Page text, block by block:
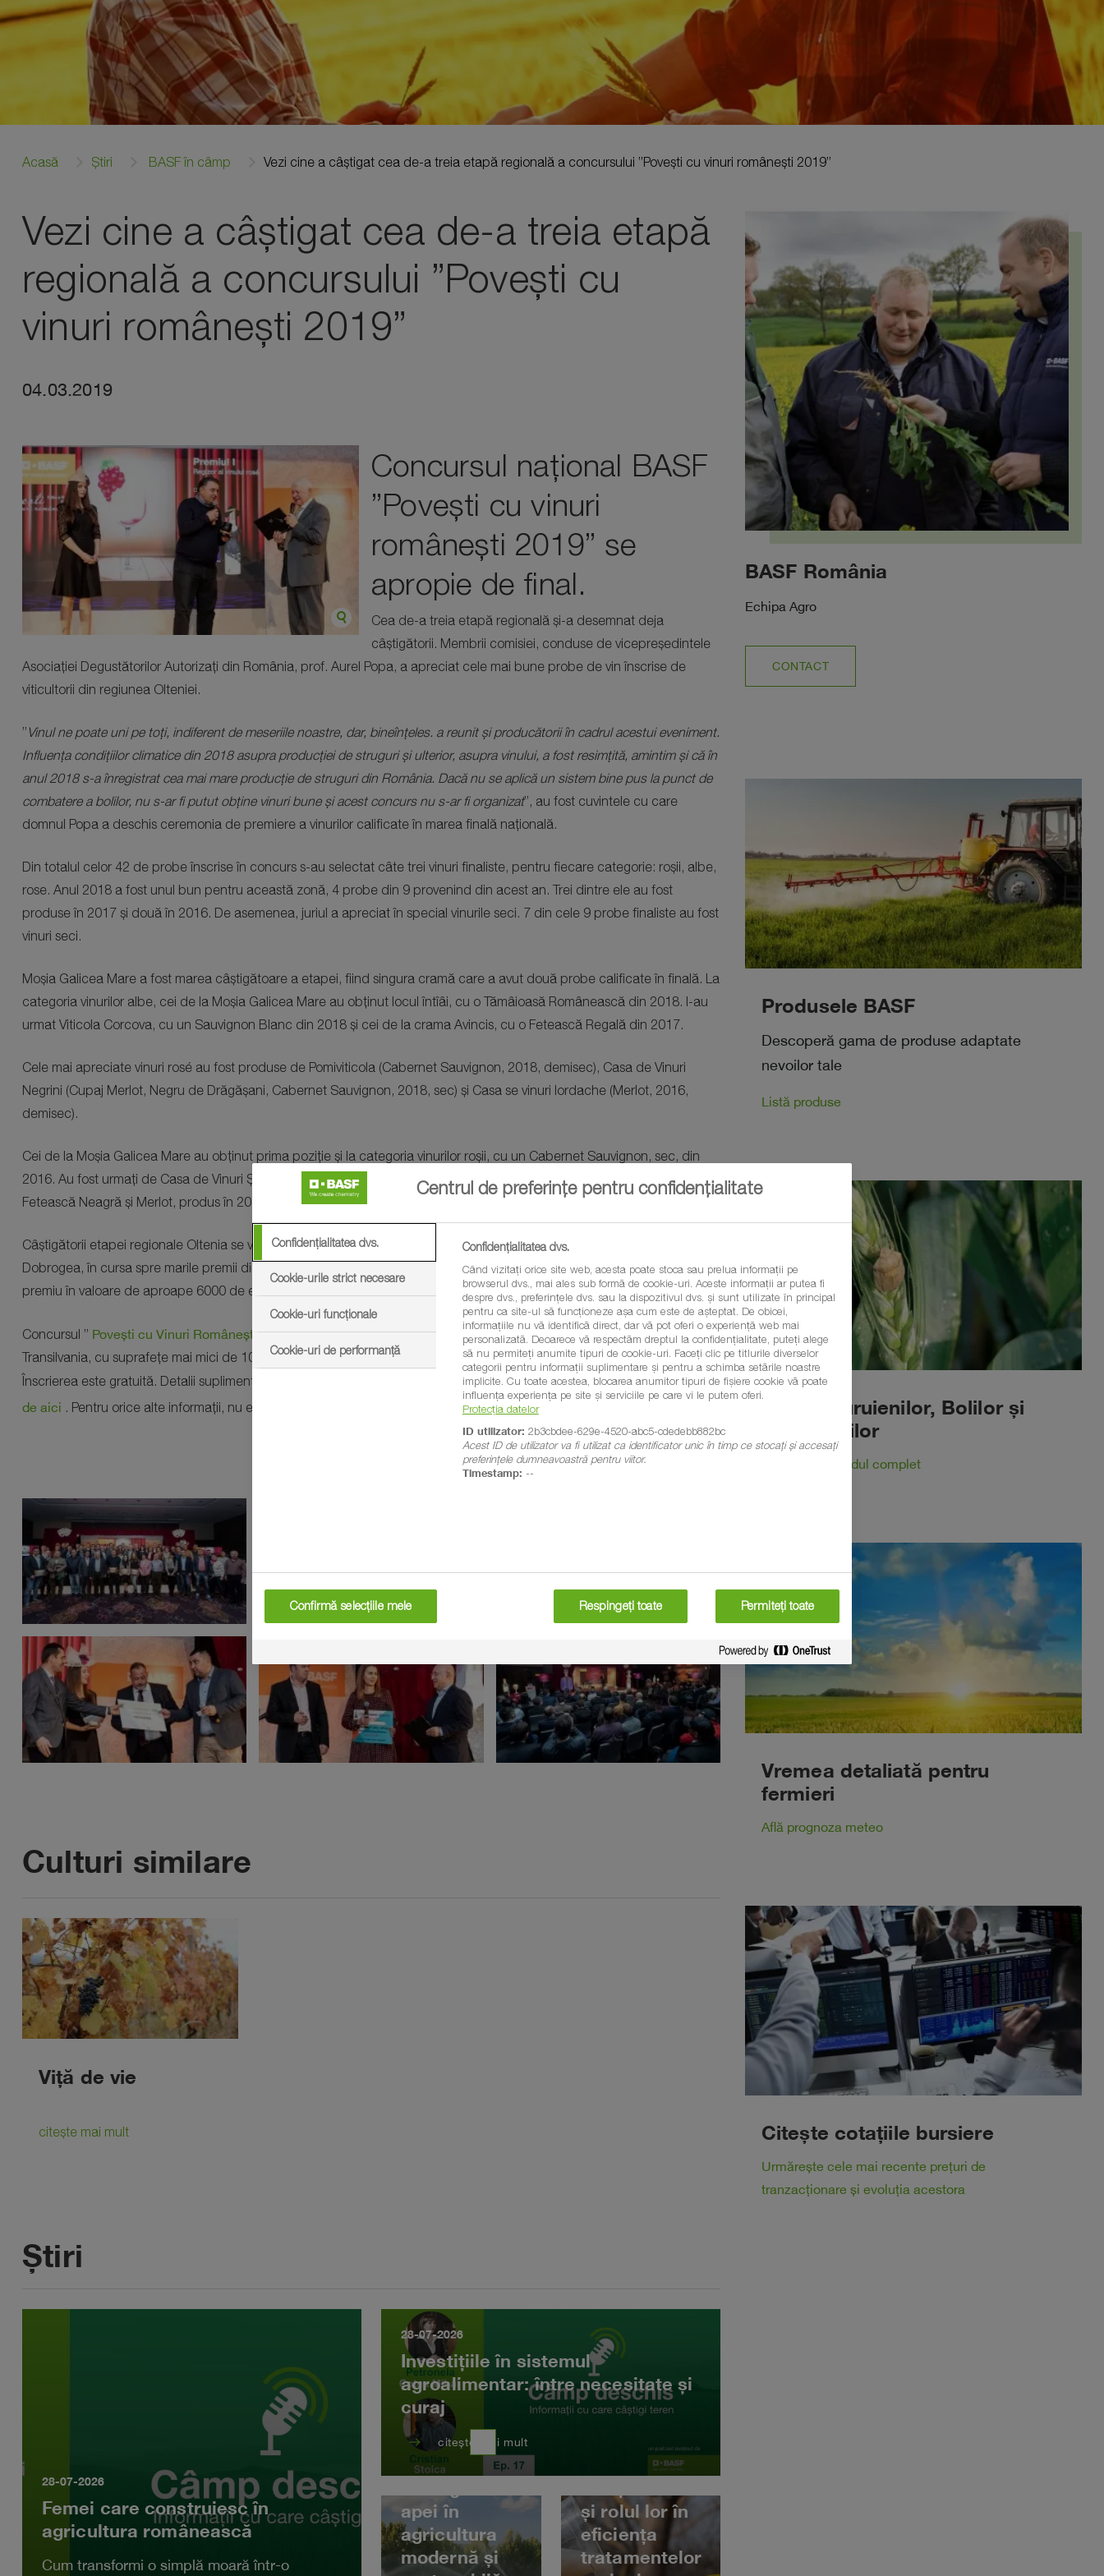
Acasă Știri BASF în câmp Vezi cine a câștigat cea de-a treia etapă regională a concursului ”Povești cu vinuri românești 2019”
Vezi cine a câștigat cea de-a treia etapă
regională a concursului ”Povești cu
vinuri românești 2019”
04.03.2019
Concursul național BASF
”Povești cu vinuri
românești 2019” se
apropie de final.
Cea de-a treia etapă regională și-a desemnat deja
câștigătorii. Membrii comisiei, conduse de vicepreședintele
Asociației Degustătorilor Autorizați din România, prof. Aurel Popa, a apreciat cele mai bune probe de vin înscrise de
viticultorii din regiunea Olteniei.
” Vinul ne poate uni pe toți, indiferent de meseriile noastre, dar, bineînțeles. a reunit și producătorii în cadrul acestui eveniment.
Influența condițiilor climatice din 2018 asupra producției de struguri și ulterior, asupra vinului, a fost resimțită, amintim și că în
anul 2018 s-a înregistrat cea mai mare producție de struguri din România. Dacă nu se aplică un sistem bine pus la punct de
combatere a bolilor, nu s-ar fi putut obține vinuri bune și acest concurs nu s-ar fi organizat”, au fost cuvintele cu care
domnul Popa a deschis ceremonia de premiere a vinurilor calificate în marea finală națională.
Din totalul celor 42 de probe înscrise în concurs s-au selectat câte trei vinuri finaliste, pentru fiecare categorie: roșii, albe,
rose. Anul 2018 a fost unul bun pentru această zonă, 4 probe din 9 provenind din acest an. Trei dintre ele au fost
produse în 2017 și două în 2016. De asemenea, juriul a apreciat în special vinurile seci. 7 din cele 9 probe finaliste au fost
vinuri seci.
Moșia Galicea Mare a fost marea câștigătoare a etapei, fiind singura cramă care a avut două probe calificate în finală. La
categoria vinurilor albe, cei de la Moșia Galicea Mare au obținut locul întîâi, cu o Tămâioasă Românească din 2018. I-au
urmat Viticola Corcova, cu un Sauvignon Blanc din 2018 și cei de la crama Avincis, cu o Fetească Regală din 2017.
Cele mai apreciate vinuri rosé au fost produse de Pomiviticola (Cabernet Sauvignon, 2018, demisec), Casa de Vinuri
Negrini (Cupaj Merlot, Negru de Drăgășani, Cabernet Sauvignon, 2018, sec) și Casa se vinuri Iordache (Merlot, 2016,
demisec).
Cei de la Moșia Galicea Mare au obținut prima poziție și la categoria vinurilor roșii, cu un Cabernet Sauvignon, sec, din
2016. Au fost urmați de Casa de Vinuri Ștefănești, cu o Fetească Neagră, din 2017 și Vinaltus Almăj, cu un cupaj de
Fetească Neagră și Merlot, produs în 2017.
Câștigătorii etapei regionale Oltenia se vor alătura celorlalte 18 vinuri selectate în etapele regionale Moldova și Muntenia -
Dobrogea, în cursa spre marile premii din etapa națională. Câștigătorul fiecărei categorii din marea finală va primi un
premiu în valoare de aproape 6000 de euro.
Concursul ” Povești cu Vinuri Românești 2019 ” mai are o singură etapă regională, adresată viticultorilor din Banat și
Transilvania, cu suprafețe mai mici de 100 de hectare. Aceștia se mai pot înscrie în concurs până la data de 5 martie.
Înscrierea este gratuită. Detalii suplimentare se pot găsi pe
pagina concursului . Fișa de înscriere se poatedownloaddescărca
de aici . Pentru orice alte informații, nu ezita să contactezi un reprezentant BASF din zona ta
Culturi similare
Viță de vie
citește mai mult
Știri
28-07-2026
Femei care construiesc în
agricultura românească
Cum transformi o simplă moară într-o
28-07-2026
Investițiile în sistemul
agroalimentar: între necesitate și
curaj
east citește mai mult
10-07-2026
Rolul
apei în
agricultura
modernă și
03-07-2026
Formularea
unui fungicid:
elemente
și rolul lor în
eficiența
tratamentelor
BASF România
Echipa Agro
CONTACT
Produsele BASF
Descoperă gama de produse adaptate
nevoilor tale
Listă produse
Ghidul Buruienilor, Bolilor și
Dăunătorilor
Accesează Ghidul complet
Vremea detaliată pentru
fermieri
Află prognoza meteo
Citește cotațiile bursiere
Urmărește cele mai recente prețuri de
tranzacționare și evoluția acestora
Centrul de preferințe pentru confidențialitate
Confidențialitatea dvs.
Cookie-urile strict necesare
Cookie-uri funcționale
Cookie-uri de performanță
Confidențialitatea dvs.
Când vizitați orice site web, acesta poate stoca sau prelua informații pe
browserul dvs., mai ales sub formă de cookie-uri. Aceste informații ar putea fi
despre dvs., preferințele dvs. sau la dispozitivul dvs. și sunt utilizate în principal
pentru ca site-ul să funcționeze așa cum este de așteptat. De obicei,
informațiile nu vă identifică direct, dar vă pot oferi o experiență web mai
personalizată. Deoarece vă respectăm dreptul la confidențialitate, puteți alege
să nu permiteți anumite tipuri de cookie-uri. Faceți clic pe titlurile diverselor
categorii pentru informații suplimentare și pentru a schimba setările noastre
implicite. Cu toate acestea, blocarea anumitor tipuri de fișiere cookie vă poate
influența experiența pe site și serviciile pe care vi le putem oferi.
Protecția datelor
ID utilizator: 2b3cbdee-629e-4520-abc5-cdedebb882bc
Acest ID de utilizator va fi utilizat ca identificator unic în timp ce stocați și accesați
preferințele dumneavoastră pentru viitor.
Timestamp: --
Confirmă selecțiile mele Respingeți toate Permiteți toate